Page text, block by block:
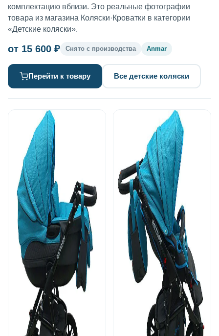
комплектацию вблизи. Это реальные фотографии
товара из магазина Коляски·Кроватки в категории
«Детские коляски».
от 15 600 ₽ Снято с производства Anmar
Перейти к товару Все детские коляски